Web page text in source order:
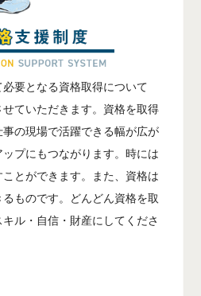
要となる資格取得について
ていただきます。資格を取得
の現場で活躍できる幅が広が
プにもつながります。時には
とができます。また、資格は
ものです。どんどん資格を取
ル・自信・財産にしてくださ